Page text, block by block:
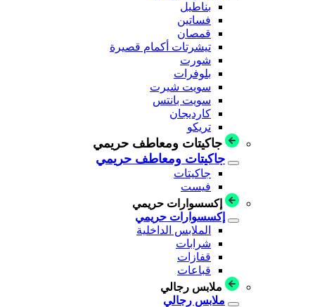
بناطيل
فساتين
قمصان
تيشرتات أكمام قصيرة
شورت
بلوفرات
سويت شيرت
سويت بانتس
كارديجان
تريكو
جاكيتات ومعاطف حريمي
جاكيتات ومعاطف حريمي
جاكيتات
فيست
إكسسوارات حريمي
إكسسوارات حريمي
الملابس الداخلية
شرابات
قفازات
قباعات
ملابس رجالي
ملابس رجالي